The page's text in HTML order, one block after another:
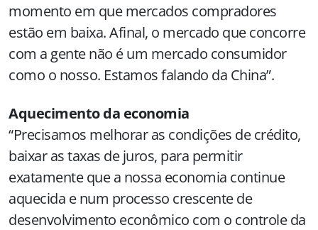
momento em que mercados compradores
estão em baixa. Afinal, o mercado que concorre
com a gente não é um mercado consumidor
como o nosso. Estamos falando da China”.
Aquecimento da economia
“Precisamos melhorar as condições de crédito,
baixar as taxas de juros, para permitir
exatamente que a nossa economia continue
aquecida e num processo crescente de
desenvolvimento econômico com o controle da